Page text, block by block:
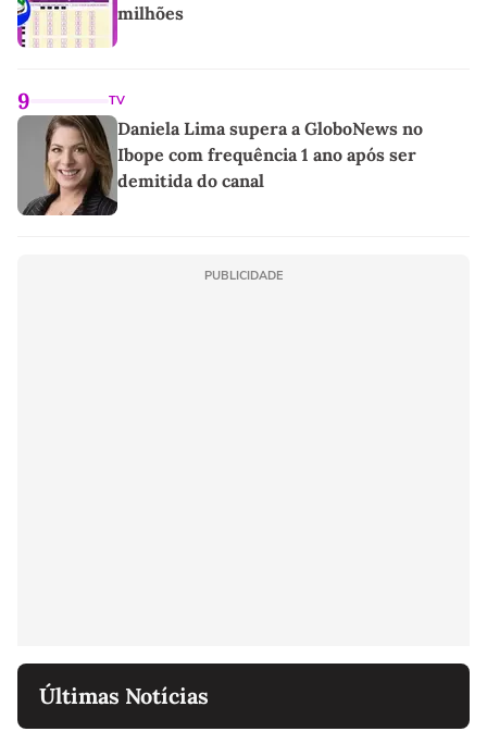
milhões
9 TV
Daniela Lima supera a GloboNews no
Ibope com frequência 1 ano após ser
demitida do canal
PUBLICIDADE
Últimas Notícias